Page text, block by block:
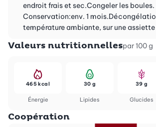
endroit frais et sec.Congeler les boules.
Conservation:env. 1
température ambiante, sur une assiette
Valeurs nutritionnellespar 100 g
Énergie
465 kcal
Lipides
30 g
Glucides
39 g
Coopération